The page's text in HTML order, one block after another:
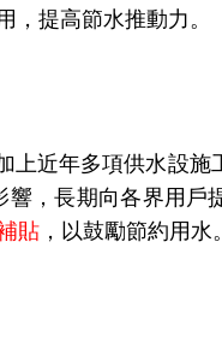
提高節水推動力。
近年多項供水設施
響，長期向各界用戶
貼 ，以鼓勵節約用水。